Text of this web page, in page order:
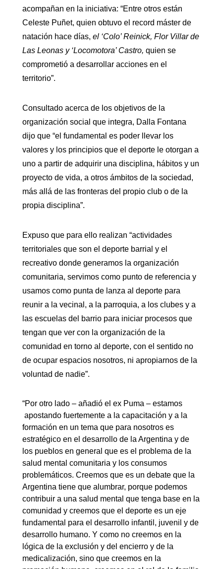
acompañan en la iniciativa: “Entre otros están
Celeste Puñet, quien obtuvo el record máster de
natación hace días, el ‘Colo’ Reinick, Flor Villar de
Las Leonas y ‘Locomotora’ Castro, quien se
comprometió a desarrollar acciones en el
territorio”.
Consultado acerca de los objetivos de la
organización social que integra, Dalla Fontana
dijo que “el fundamental es poder llevar los
valores y los principios que el deporte le otorgan a
uno a partir de adquirir una disciplina, hábitos y un
proyecto de vida, a otros ámbitos de la sociedad,
más allá de las fronteras del propio club o de la
propia disciplina”.
Expuso que para ello realizan “actividades
territoriales que son el deporte barrial y el
recreativo donde generamos la organización
comunitaria, servimos como punto de referencia y
usamos como punta de lanza al deporte para
reunir a la vecinal, a la parroquia, a los clubes y a
las escuelas del barrio para iniciar procesos que
tengan que ver con la organización de la
comunidad en torno al deporte, con el sentido no
de ocupar espacios nosotros, ni apropiarnos de la
voluntad de nadie”.
“Por otro lado – añadió el ex Puma – estamos
apostando fuertemente a la capacitación y a la
formación en un tema que para nosotros es
estratégico en el desarrollo de la Argentina y de
los pueblos en general que es el problema de la
salud mental comunitaria y los consumos
problemáticos. Creemos que es un debate que la
Argentina tiene que alumbrar, porque podemos
contribuir a una salud mental que tenga base en la
comunidad y creemos que el deporte es un eje
fundamental para el desarrollo infantil, juvenil y de
desarrollo humano. Y como no creemos en la
lógica de la exclusión y del encierro y de la
medicalización, sino que creemos en la